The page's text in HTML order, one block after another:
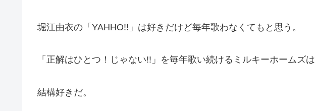
堀江由衣の「YAHHO!!」は好きだけど毎年歌わなくてもと思う。
「正解はひとつ！じゃない!!」を毎年歌い続けるミルキーホームズは
結構好きだ。